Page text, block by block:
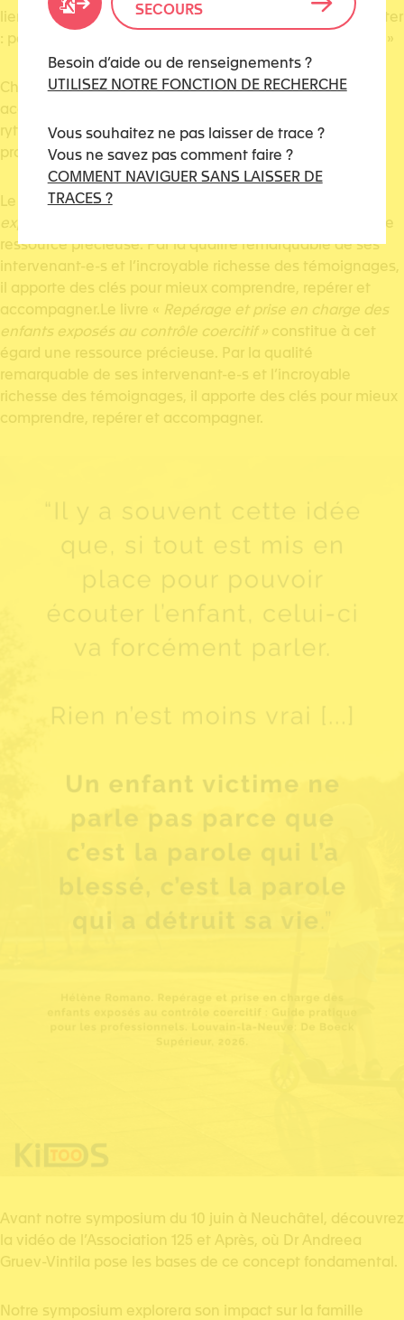
SECOURS
Besoin d’aide ou de renseignements ?
UTILISEZ NOTRE FONCTION DE RECHERCHE
Vous souhaitez ne pas laisser de trace ?
Vous ne savez pas comment faire ?
COMMENT NAVIGUER SANS LAISSER DE
TRACES ?
liens de confiance suffisants, et surtout de savoir l’écouter
: par ses mots, ses gestes, ses attitudes et ses silences. »
Chaque enfant concerné a besoin d’un
accompagnement spécifique, pensé pour lui, à son
rythme, avec des repères sécurisants et des
professionnel-le-s formé-e-s à cette complexité.
Le livre «Repérage et prise en charge des enfants
exposés au contrôle coercitif »
constitue à cet égard une
ressource précieuse. Par la qualité remarquable de ses
intervenant-e-s et l’incroyable richesse des témoignages,
il apporte des clés pour mieux comprendre, repérer et
accompagner.Le livre « Repérage et prise en charge des
enfants exposés au contrôle coercitif » constitue à cet
égard une ressource précieuse. Par la qualité
remarquable de ses intervenant-e-s et l’incroyable
richesse des témoignages, il apporte des clés pour mieux
comprendre, repérer et accompagner.
Avant notre symposium du 10 juin à Neuchâtel, découvrez
la vidéo de l’Association 125 et Après, où Dr Andreea
Gruev-Vintila pose les bases de ce concept fondamental.
Notre symposium explorera son impact sur la famille